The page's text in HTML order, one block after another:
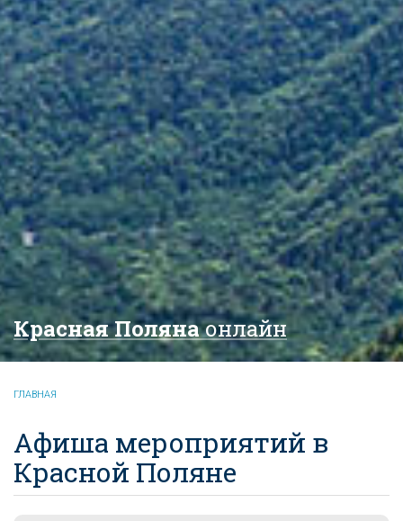
Красная Полянаонлайн
ГЛАВНАЯ
Афиша мероприятий в
Красной Поляне